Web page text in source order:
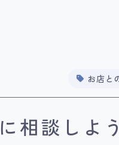
お店と
に相談し